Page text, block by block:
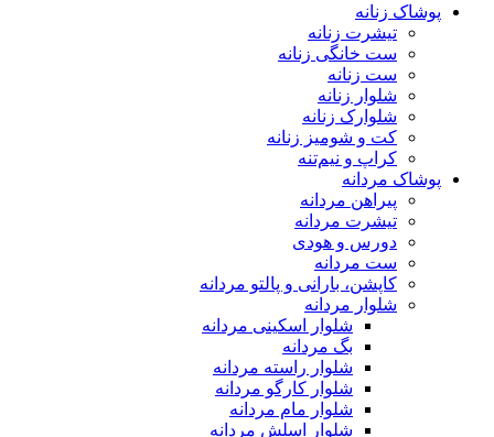
پوشاک زنانه
تیشرت زنانه
ست خانگی زنانه
ست زنانه
شلوار زنانه
شلوارک زنانه
کت و شومیز زنانه
کراپ و نیم‌تنه
پوشاک مردانه
پیراهن مردانه
تیشرت مردانه
دورس و هودی
ست مردانه
کاپشن، بارانی و پالتو مردانه
شلوار مردانه
شلوار اسکینی مردانه
بگ مردانه
شلوار راسته مردانه
شلوار کارگو مردانه
شلوار مام مردانه
شلوار اسلش مردانه